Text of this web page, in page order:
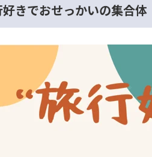
きでおせっかいの集合体